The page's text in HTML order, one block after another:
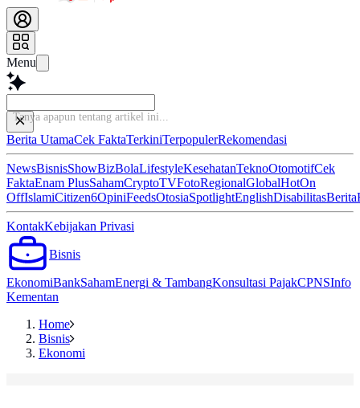
Menu
Tanya apa
Berita UtamaCek FaktaTerkiniTerpopulerRekomendasi
NewsBisnisShowBizBolaLifestyleKesehatanTeknoOtomotifCek
FaktaEnam PlusSahamCryptoTVFotoRegionalGlobalHotOn
OffIslamiCitizen6OpiniFeedsOtosiaSpotlightEnglishDisabilitasBerita
KontakKebijakan Privasi
Bisnis
EkonomiBankSahamEnergi & TambangKonsultasi PajakCPNSInfo
Kementan
Home
Bisnis
Ekonomi